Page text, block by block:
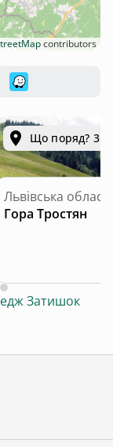
contributors
Що поряд? 3.0
Львівська
Гора Тростян
Затишок